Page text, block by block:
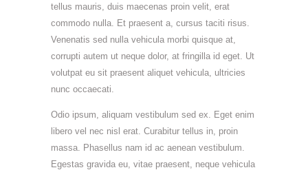
tellus mauris, duis maecenas proin velit, erat
commodo nulla. Et praesent a, cursus taciti risus.
Venenatis sed nulla vehicula morbi quisque at,
corrupti autem ut neque dolor, at fringilla id eget. Ut
volutpat eu sit praesent aliquet vehicula, ultricies
nunc occaecati.
Odio ipsum, aliquam vestibulum sed ex. Eget enim
libero vel nec nisl erat. Curabitur tellus in, proin
massa. Phasellus nam id ac aenean vestibulum.
Egestas gravida eu, vitae praesent, neque vehicula